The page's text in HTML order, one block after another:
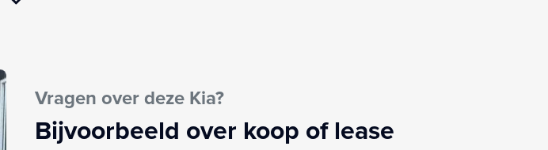
Vragen over deze Kia?
Bijvoorbeeld over koop of lease